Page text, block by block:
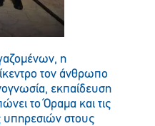
η
τον άνθρωπο
εκπαίδευση
το Όραμα και τις
υπηρεσιών στους